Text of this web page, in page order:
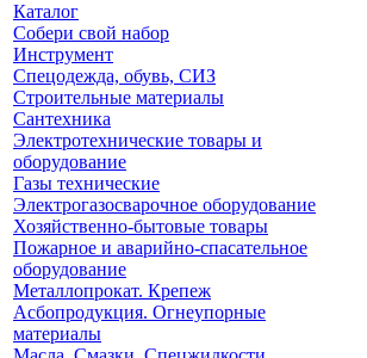
Каталог
Собери свой набор
Инструмент
Спецодежда, обувь, СИЗ
Строительные материалы
Сантехника
Электротехнические товары и
оборудование
Газы технические
Электрогазосварочное оборудование
Хозяйственно-бытовые товары
Пожарное и аварийно-спасательное
оборудование
Металлопрокат. Крепеж
Асбопродукция. Огнеупорные
материалы